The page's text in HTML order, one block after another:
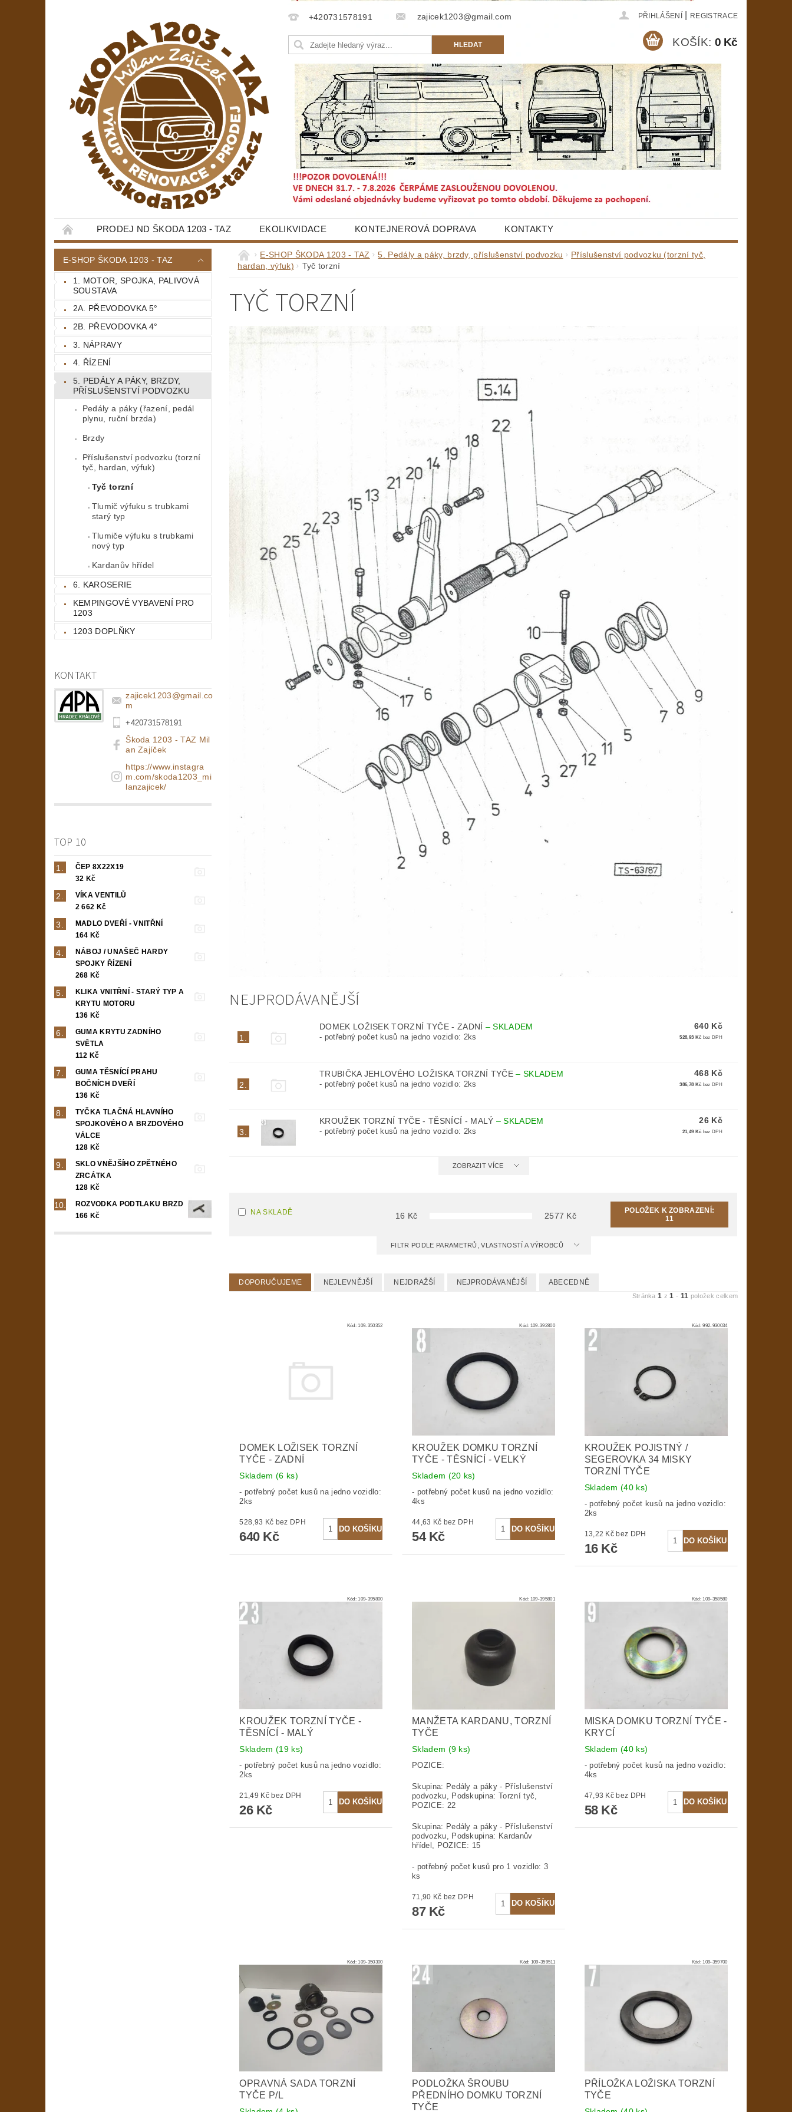
+420731578191 zajicek1203@gmail.com PŘIHLÁŠENÍ REGISTRACE
KOŠÍK: 0 Kč
PRODEJ ND ŠKODA 1203 - TAZ EKOLIKVIDACE KONTEJNEROVÁ DOPRAVA KONTAKTY
E-SHOP ŠKODA 1203 - TAZ
1. MOTOR, SPOJKA, PALIVOVÁ
SOUSTAVA
2A. PŘEVODOVKA 5°
2B. PŘEVODOVKA 4°
3. NÁPRAVY
4. ŘÍZENÍ
5. PEDÁLY A PÁKY, BRZDY,
PŘÍSLUŠENSTVÍ PODVOZKU
Pedály a páky (řazení, pedál
plynu, ruční brzda)
Brzdy
Příslušenství podvozku (torzní
tyč, hardan, výfuk)
Tyč torzní
Tlumič výfuku s trubkami
starý typ
Tlumiče výfuku s trubkami
nový typ
Kardanův hřídel
6. KAROSERIE
KEMPINGOVÉ VYBAVENÍ PRO
1203
1203 DOPLŇKY
KONTAKT
zajicek1203@gmail.co
m
+420731578191
Škoda 1203 - TAZ Mil
an Zajíček
https://www.instagra
m.com/skoda1203_mi
lanzajicek/
TOP 10
ČEP 8X22X19
32 Kč
VÍKA VENTILŮ
2 662 Kč
MADLO DVEŘÍ - VNITŘNÍ
164 Kč
NÁBOJ / UNAŠEČ HARDY
SPOJKY ŘÍZENÍ
268 Kč
KLIKA VNITŘNÍ - STARÝ TYP A
KRYTU MOTORU
136 Kč
GUMA KRYTU ZADNÍHO
SVĚTLA
112 Kč
GUMA TĚSNÍCÍ PRAHU
BOČNÍCH DVEŘÍ
136 Kč
TYČKA TLAČNÁ HLAVNÍHO
SPOJKOVÉHO A BRZDOVÉHO
VÁLCE
128 Kč
SKLO VNĚJŠÍHO ZPĚTNÉHO
ZRCÁTKA
128 Kč
ROZVODKA PODTLAKU BRZD
166 Kč
E-SHOP ŠKODA 1203 - TAZ 5. Pedály a páky, brzdy, příslušenství podvozku
Příslušenství podvozku (torzní tyč,
hardan, výfuk)
Tyč torzní
TYČ TORZNÍ
NEJPRODÁVANĚJŠÍ
1.
DOMEK LOŽISEK TORZNÍ TYČE - ZADNÍ –SKLADEM
- potřebný počet kusů na jedno vozidlo: 2ks
640 Kč
528,93 Kč bez DPH
2.
TRUBIČKA JEHLOVÉHO LOŽISKA TORZNÍ TYČE–SKLADEM
- potřebný počet kusů na jedno vozidlo: 2ks
468 Kč
386,78 Kč bez DPH
3.
KROUŽEK TORZNÍ TYČE - TĚSNÍCÍ - MALÝ –SKLADEM
- potřebný počet kusů na jedno vozidlo: 2ks
26 Kč
21,49 Kč bez DPH
ZOBRAZIT VÍCE
NA SKLADĚ 16 Kč 2577 Kč
POLOŽEK K ZOBRAZENÍ:
11
FILTR PODLE PARAMETRŮ, VLASTNOSTÍ A VÝROBCŮ
DOPORUČUJEME NEJLEVNĚJŠÍ NEJDRAŽŠÍ NEJPRODÁVANĚJŠÍ ABECEDNĚ
Stránka1 z1 - 11 položek celkem
Kód:109-350352
DOMEK LOŽISEK TORZNÍ
TYČE - ZADNÍ
Skladem (6 ks)
- potřebný počet kusů na jedno vozidlo:
2ks
528,93 Kč bez DPH
640 Kč
Kód: 109-392800
KROUŽEK DOMKU TORZNÍ
TYČE - TĚSNÍCÍ - VELKÝ
Skladem (20 ks)
- potřebný počet kusů na jedno vozidlo:
4ks
44,63 Kč bez DPH
54 Kč
Kód:992-930034
KROUŽEK POJISTNÝ /
SEGEROVKA 34 MISKY
TORZNÍ TYČE
Skladem(40 ks)
- potřebný počet kusů na jedno vozidlo:
2ks
13,22 Kč bez DPH
16 Kč
Kód:109-395800
KROUŽEK TORZNÍ TYČE -
TĚSNÍCÍ - MALÝ
Skladem (19 ks)
- potřebný počet kusů na jedno vozidlo:
2ks
21,49 Kč bez DPH
26 Kč
Kód: 109-395801
MANŽETA KARDANU, TORZNÍ
TYČE
Skladem (9 ks)
POZICE:
Skupina: Pedály a páky - Příslušenství
podvozku, Podskupina: Torzní tyč,
POZICE: 22
Skupina: Pedály a páky - Příslušenství
podvozku, Podskupina: Kardanův
hřídel, POZICE: 15
- potřebný počet kusů pro 1 vozidlo: 3
ks
71,90 Kč bez DPH
87 Kč
Kód:109-358580
MISKA DOMKU TORZNÍ TYČE -
KRYCÍ
Skladem(40 ks)
- potřebný počet kusů na jedno vozidlo:
4ks
47,93 Kč bez DPH
58 Kč
Kód:109-350300
OPRAVNÁ SADA TORZNÍ
TYČE P/L
Kód: 109-359511
PODLOŽKA ŠROUBU
PŘEDNÍHO DOMKU TORZNÍ
TYČE
Kód:109-359700
PŘÍLOŽKA LOŽISKA TORZNÍ
TYČE